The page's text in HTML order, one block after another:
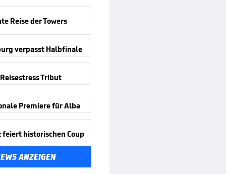
Reise der Towers
verpasst Halbfinale
Tribut
Premiere für Alba
feiert historischen Coup
ANZEIGEN